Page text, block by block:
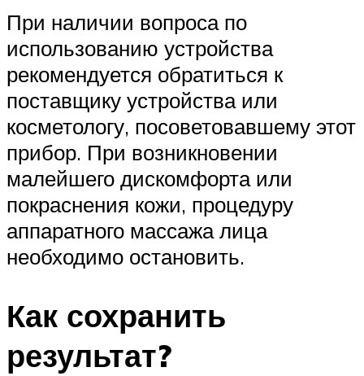
При наличии вопроса по
использованию устройства
рекомендуется обратиться к
поставщику устройства или
косметологу, посоветовавшему этот
прибор. При возникновении
малейшего дискомфорта или
покраснения кожи, процедуру
аппаратного массажа лица
необходимо остановить.
Как сохранить
результат?